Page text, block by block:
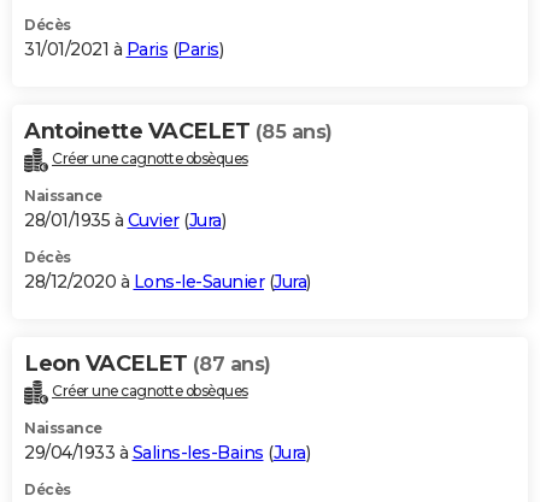
Décès
31/01/2021 à Paris (Paris)
Antoinette VACELET (85 ans)
Créer une cagnotte obsèques
Naissance
28/01/1935 à Cuvier(Jura)
Décès
28/12/2020 à Lons-le-Saunier(Jura)
Leon VACELET (87 ans)
Créer une cagnotte obsèques
Naissance
29/04/1933 à Salins-les-Bains (Jura)
Décès